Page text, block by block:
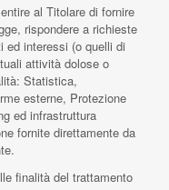
al Titolare di fornire
rispondere a richieste
ed interessi (o quelli di
attività dolose o
Statistica,
esterne, Protezione
ed infrastruttura
fornite direttamente da
finalità del trattamento